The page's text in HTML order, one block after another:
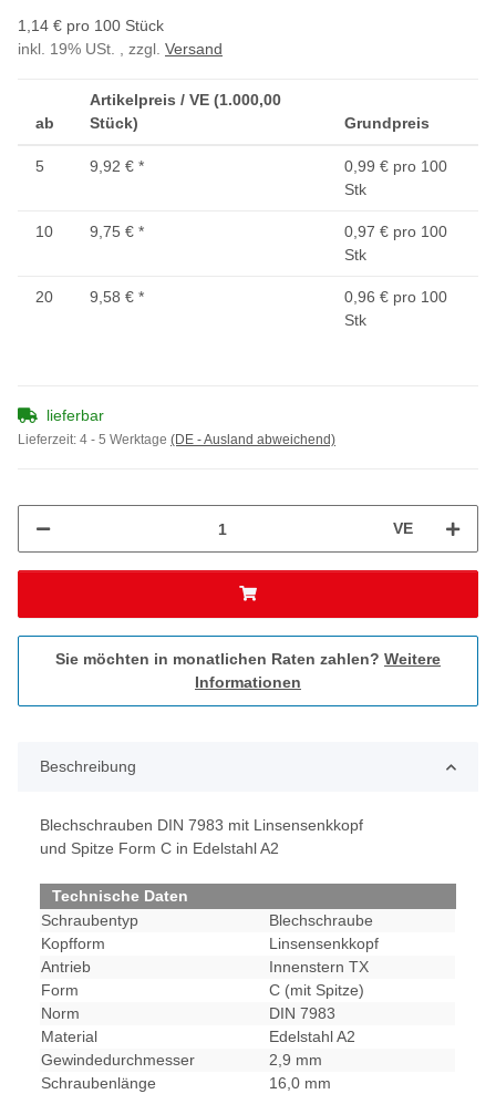
1,14 € pro 100 Stück
inkl. 19% USt. , zzgl. Versand
ab
Artikelpreis / VE (1.000,00
Stück)
Grundpreis
5 9,92 € *
0,99 € pro 100
Stk
10 9,75 € *
0,97 € pro 100
Stk
20 9,58 € *
0,96 € pro 100
Stk
lieferbar
Lieferzeit: 4 - 5 Werktage (DE - Ausland abweichend)
VE
Sie möchten in monatlichen Raten zahlen? Weitere
Informationen
Beschreibung
Blechschrauben DIN 7983 mit Linsensenkkopf
und Spitze Form C in Edelstahl A2
Technische Daten
Schraubentyp
Blechschraube
Kopfform
Linsensenkkopf
Antrieb
Innenstern TX
Form
C (mit Spitze)
Norm
DIN 7983
Material
Edelstahl A2
Gewindedurchmesser
2,9 mm
Schraubenlänge
16,0 mm